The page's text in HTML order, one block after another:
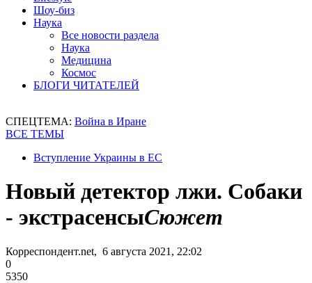
Шоу-биз
Наука
Все новости раздела
Наука
Медицина
Космос
БЛОГИ ЧИТАТЕЛЕЙ
СПЕЦТЕМА: Война в Иране
ВСЕ ТЕМЫ
Вступление Украины в ЕС
Новый детектор лжи. Собаки
- экстрасенсыСюжет
Корреспондент.net, 6 августа 2021, 22:02
0
5350